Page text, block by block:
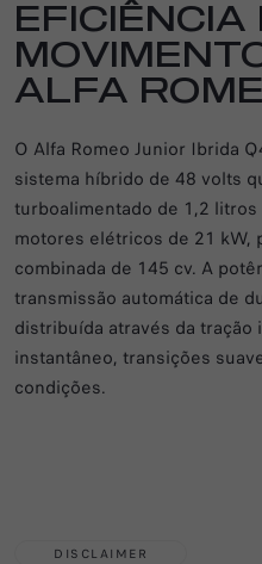
EFICIÊNCIA
ALFA
O Alfa Romeo Junior Ibrida
sistema híbrido de 48 volts
turboalimentado de 1,2
motores elétricos de 21 kW,
combinada de 145 cv. A
transmissão automática de
distribuída através da
instantâneo, transições
condições.
DISCLAIMER